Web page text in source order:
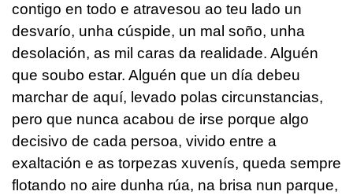
contigo en todo e atravesou ao teu lado un
desvarío, unha cúspide, un mal soño, unha
desolación, as mil caras da realidade. Alguén
que soubo estar. Alguén que un día debeu
marchar de aquí, levado polas circunstancias,
pero que nunca acabou de irse porque algo
decisivo de cada persoa, vivido entre a
exaltación e as torpezas xuvenís, queda sempre
flotando no aire dunha rúa, na brisa nun parque,